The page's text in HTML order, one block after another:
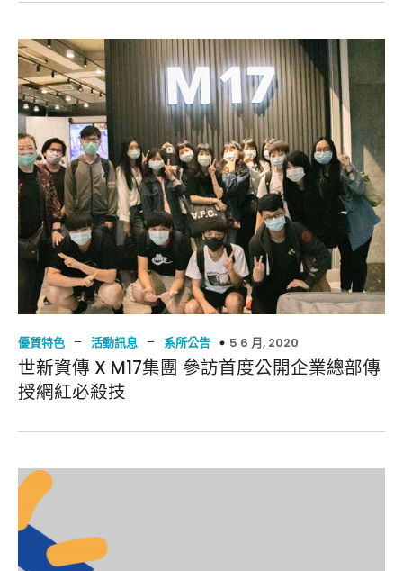
優質特色 – 活動訊息 – 系所公告 5 6 月, 2020
世新資傳 X M17集團 參訪首度公開企業總部傳
授網紅必殺技